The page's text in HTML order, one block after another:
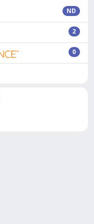
ND
2
0